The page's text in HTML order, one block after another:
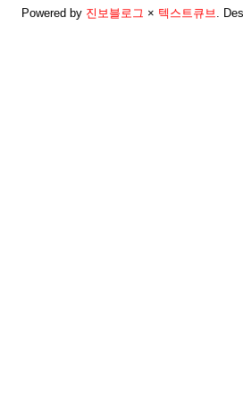
Powered by 진보블로그 × 텍스트큐브